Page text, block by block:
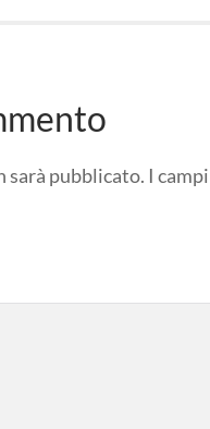
sarà pubblicato. I